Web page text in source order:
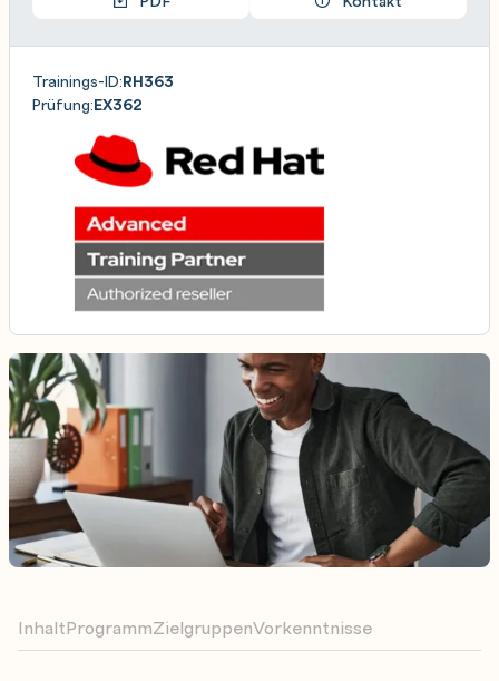
InhaltProgrammZielgruppenVorkenntnisse
Trainings-ID:RH363
Prüfung:EX362